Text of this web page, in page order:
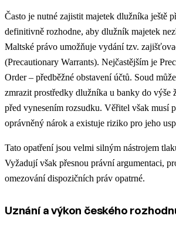
Často je nutné zajistit majetek dlužníka ještě
definitivně rozhodne, aby dlužník majetek
Maltské právo umožňuje vydání tzv.
(Precautionary Warrants). Nejčastějším je
Order – předběžné obstavení účtů. Soud
zmrazit prostředky dlužníka u banky do výše
před vynesením rozsudku. Věřitel však musí
oprávněný nárok a existuje riziko pro jeho
Tato opatření jsou velmi silným nástrojem
Vyžadují však přesnou právní argumentaci,
omezování dispozičních práv opatrné.
Uznání a výkon českého